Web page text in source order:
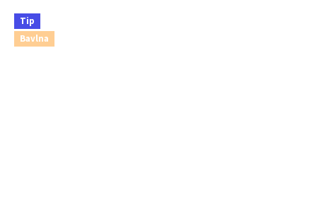
Tip
Bavlna